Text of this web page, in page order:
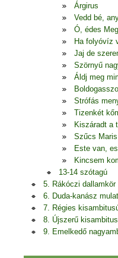
Árgirus
Vedd bé,
Ó, édes
Ha folyóvíz
Jaj de
Szörnyű
Áldj meg
Strófás
Tizenkét
Kiszáradt a
Szűcs Maris
Este van,
Kincsem
13-14 szótagú
5. Rákóczi
6. Duda-kanász
7. Régies
8. Újszerű
9. Emelkedő